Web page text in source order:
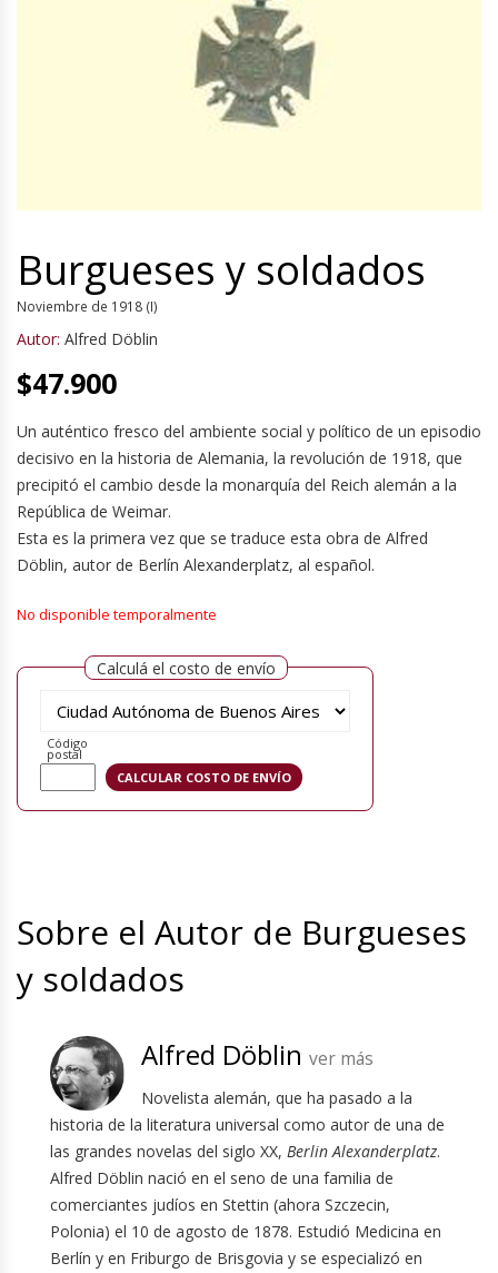
Burgueses y soldados
Noviembre de 1918 (I)
Autor: Alfred Döblin
$47.900
Un auténtico fresco del ambiente social y político de un episodio
decisivo en la historia de Alemania, la revolución de 1918, que
precipitó el cambio desde la monarquía del Reich alemán a la
República de Weimar.
Esta es la primera vez que se traduce esta obra de Alfred
Döblin, autor de Berlín Alexanderplatz, al español.
No disponible temporalmente
Calculá el costo de envío
Código
postal
Sobre el Autor de Burgueses
y soldados
Alfred Döblin ver más
Novelista alemán, que ha pasado a la
historia de la literatura universal como autor de una de
las grandes novelas del siglo XX, Berlin Alexanderplatz.
Alfred Döblin nació en el seno de una familia de
comerciantes judíos en Stettin (ahora Szczecin,
Polonia) el 10 de agosto de 1878. Estudió Medicina en
Berlín y en Friburgo de Brisgovia y se especializó en